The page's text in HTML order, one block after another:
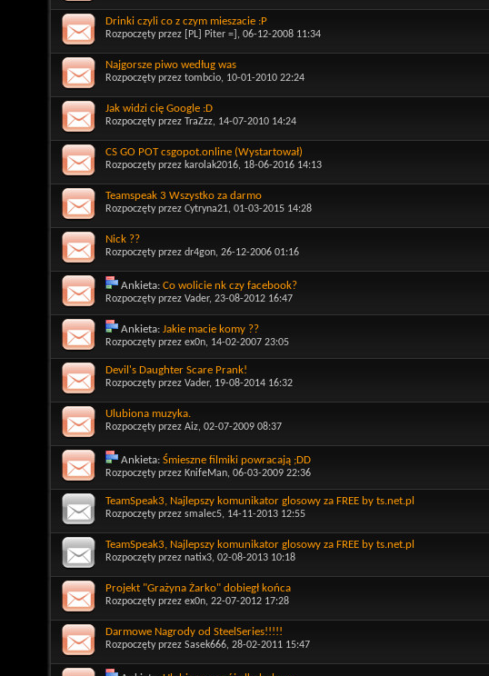
Drinki czyli co z czym mieszacie :P
Rozpoczęty przez [PL] Piter =] , 06-12-2008 11:34
Najgorsze piwo według was
Rozpoczęty przez tombcio, 10-01-2010 22:24
Jak widzi cię Google :D
Rozpoczęty przez TraZzz, 14-07-2010 14:24
CS GO POT csgopot.online (Wystartował)
Rozpoczęty przez karolak2016, 18-06-2016 14:13
Teamspeak 3 Wszystko za darmo
Rozpoczęty przez Cytryna21, 01-03-2015 14:28
Nick ??
Rozpoczęty przez dr4gon, 26-12-2006 01:16
Ankieta: Co wolicie nk czy facebook?
Rozpoczęty przez Vader, 23-08-2012 16:47
Ankieta: Jakie macie komy ??
Rozpoczęty przez ex0n, 14-02-2007 23:05
Devil's Daughter Scare Prank!
Rozpoczęty przez Vader, 19-08-2014 16:32
Ulubiona muzyka.
Rozpoczęty przez Aiz, 02-07-2009 08:37
Ankieta: Śmieszne filmiki powracają ;DD
Rozpoczęty przez KnifeMan, 06-03-2009 22:36
TeamSpeak3, Najlepszy komunikator glosowy za FREE by ts.net.pl
Rozpoczęty przez smalec5, 14-11-2013 12:55
TeamSpeak3, Najlepszy komunikator glosowy za FREE by ts.net.pl
Rozpoczęty przez natix3, 02-08-2013 10:18
Projekt "Grażyna Żarko" dobiegł końca
Rozpoczęty przez ex0n, 22-07-2012 17:28
Darmowe Nagrody od SteelSeries!!!!!
Rozpoczęty przez Sasek666, 28-02-2011 15:47